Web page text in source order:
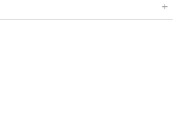
tasarlanan Sanat Defteri, kaliteli yapısı ve şık
çalışmaları için ideal kullanım sunar.
ve çeşitli çizim tekniklerinde konforlu bir